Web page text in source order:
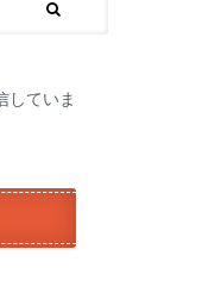
していま